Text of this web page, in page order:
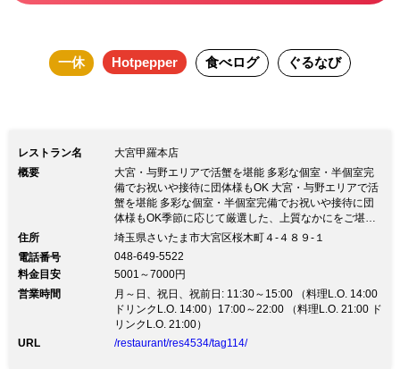
ごたつ/テーブル席完全個室を多数ご用意 テーブル個室～60
一休 Hotpepper 食べログ ぐるなび
レストラン名
大宮甲羅本店
概要
大宮・与野エリアで活蟹を堪能 多彩な個室・半個室完
備でお祝いや接待に団体様もOK 大宮・与野エリアで活
蟹を堪能 多彩な個室・半個室完備でお祝いや接待に団
体様もOK季節に応じて厳選した、上質なかにをご堪能
ください。 旬を感じる食材とかにを使用し多彩な会
すきなど、お好みの召し上がり方で選べるセット・コー
スがございます。 ◆歓迎会・送別会など各種ご宴会に
最適（4名様より） ・かに鍋宴会プラン5,000円 ・大皿
盛り込みプラン 別途料金にて90分飲み放題付に ◆お慶
びの善き日に 慶事会席をご用意しております お顔合わ
せ食事会、お食い初め、七五三、長寿祝いなどに 法事
住所
埼玉県さいたま市大宮区桜木町４‐４８９‐１
電話番号
048-649-5522
料金目安
5001～7000円
営業時間
月～日、祝日、祝前日: 11:30～15:00 （料理L.O. 14:00
ドリンクL.O. 14:00）17:00～22:00 （料理L.O. 21:00 ド
リンクL.O. 21:00）
URL
/restaurant/res4534/tag114/